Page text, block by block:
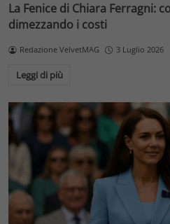
La Fenice di Chiara Ferragni:
dimezzando i costi
Redazione VelvetMAG 3 Luglio 2026
Leggi di più